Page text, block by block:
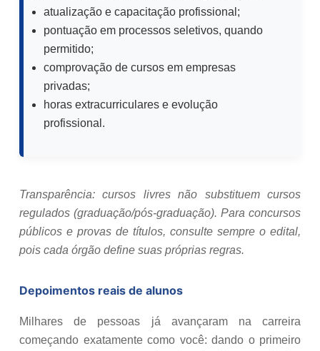
atualização e capacitação profissional;
pontuação em processos seletivos, quando
permitido;
comprovação de cursos em empresas
privadas;
horas extracurriculares e evolução
profissional.
Transparência: cursos livres não substituem cursos
regulados (graduação/pós-graduação). Para concursos
públicos e provas de títulos, consulte sempre o edital,
pois cada órgão define suas próprias regras.
Depoimentos reais de alunos
Milhares de pessoas já avançaram na carreira
começando exatamente como você: dando o primeiro